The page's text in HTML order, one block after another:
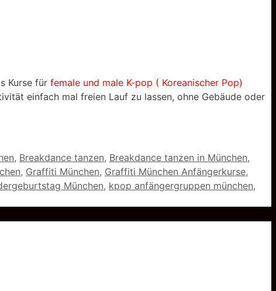
Kurse für female und male K-pop ( Koreanischer Pop)
einfach mal freien Lauf zu lassen, ohne Gebäude oder
, Breakdance tanzen, Breakdance tanzen in München,
, Graffiti München, Graffiti München Anfängerkurse,
München, kpop anfängergruppen münchen,